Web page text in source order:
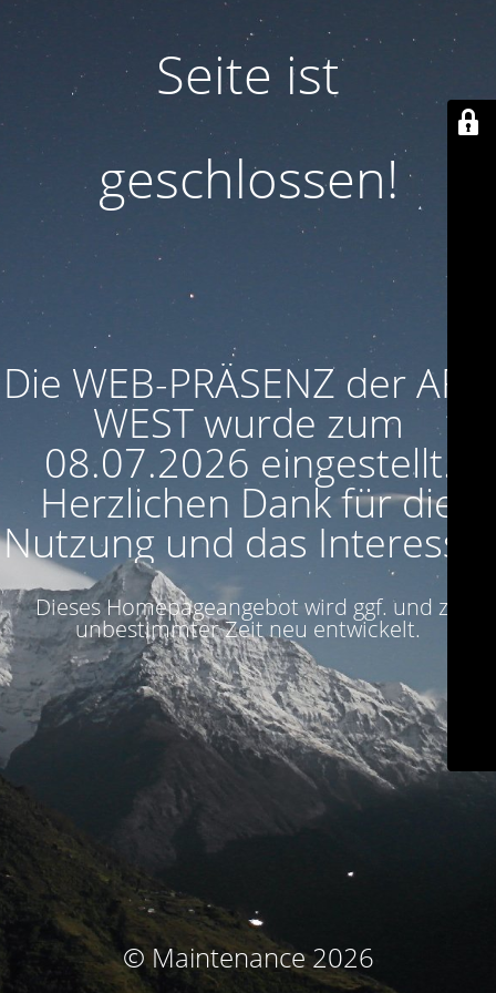
Seite ist
geschlossen!
Die WEB-PRÄSENZ der ARU
WEST wurde zum
08.07.2026 eingestellt.
Herzlichen Dank für die
Nutzung und das Interesse!
Dieses Homepageangebot wird ggf. und zu
unbestimmter Zeit neu entwickelt.
© Maintenance 2026